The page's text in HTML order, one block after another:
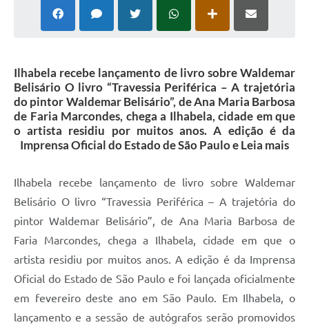
Ilhabela recebe lançamento de livro sobre Waldemar
Belisário O livro “Travessia Periférica – A trajetória
do pintor Waldemar Belisário”, de Ana Maria Barbosa
de Faria Marcondes, chega a Ilhabela, cidade em que
o artista residiu por muitos anos. A edição é da
Imprensa Oficial do Estado de São Paulo e Leia mais
Ilhabela recebe lançamento de livro sobre Waldemar
Belisário O livro “Travessia Periférica – A trajetória do
pintor Waldemar Belisário”, de Ana Maria Barbosa de
Faria Marcondes, chega a Ilhabela, cidade em que o
artista residiu por muitos anos. A edição é da Imprensa
Oficial do Estado de São Paulo e foi lançada oficialmente
em fevereiro deste ano em São Paulo. Em Ilhabela, o
lançamento e a sessão de autógrafos serão promovidos